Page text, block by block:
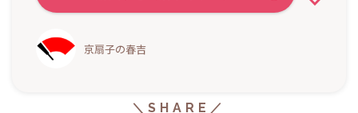
京扇子の春吉